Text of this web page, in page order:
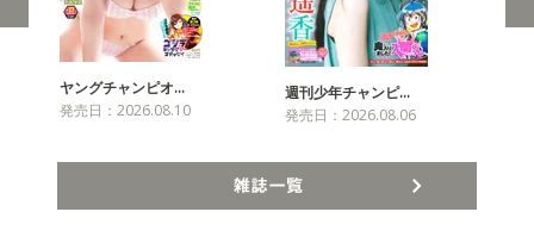
ヤングチャンピオ…
発売日：2026.08.10
週刊少年チャンピ…
発売日：2026.08.06